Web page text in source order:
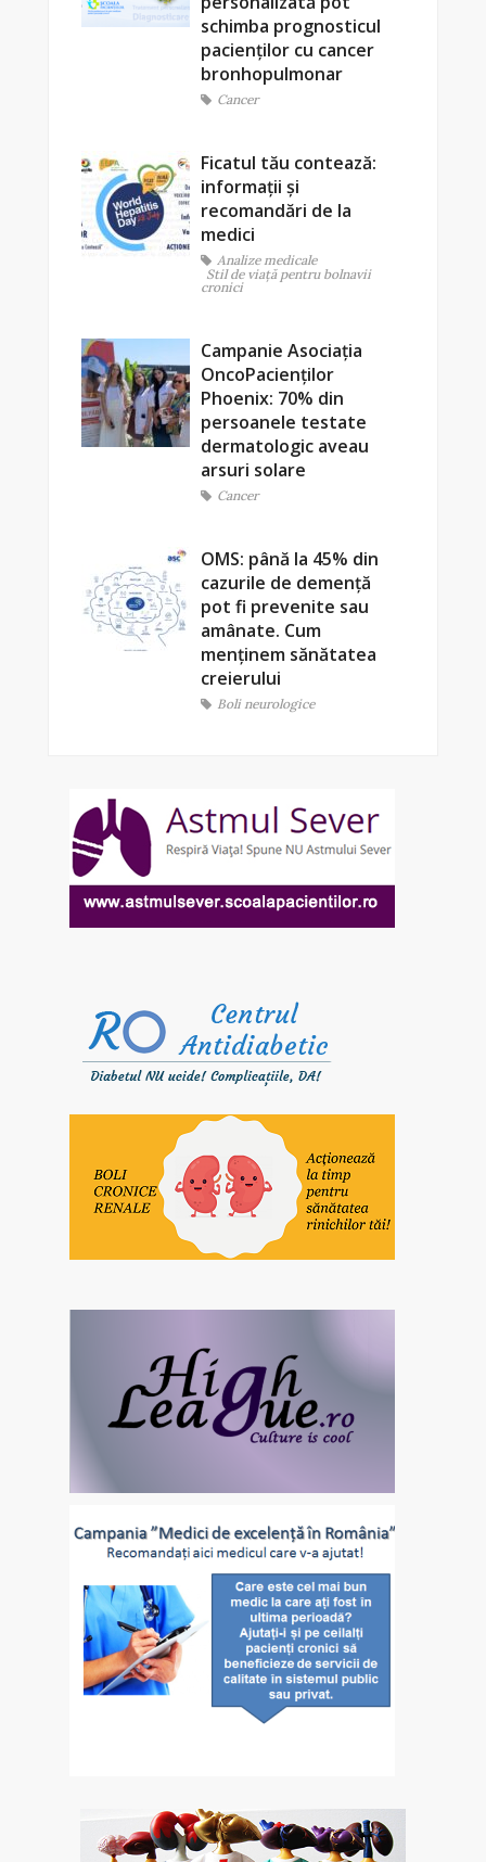
schimba prognosticul
pacienților cu cancer
bronhopulmonar
Cancer
Ficatul tău contează:
informații și
recomandări de la
medici
Analize medicale
Stil de viaţă pentru bolnavii
cronici
Campanie Asociația
OncoPacienților
Phoenix: 70% din
persoanele testate
dermatologic aveau
arsuri solare
Cancer
OMS: până la 45% din
cazurile de demență
pot fi prevenite sau
amânate. Cum
menținem sănătatea
creierului
Boli neurologice